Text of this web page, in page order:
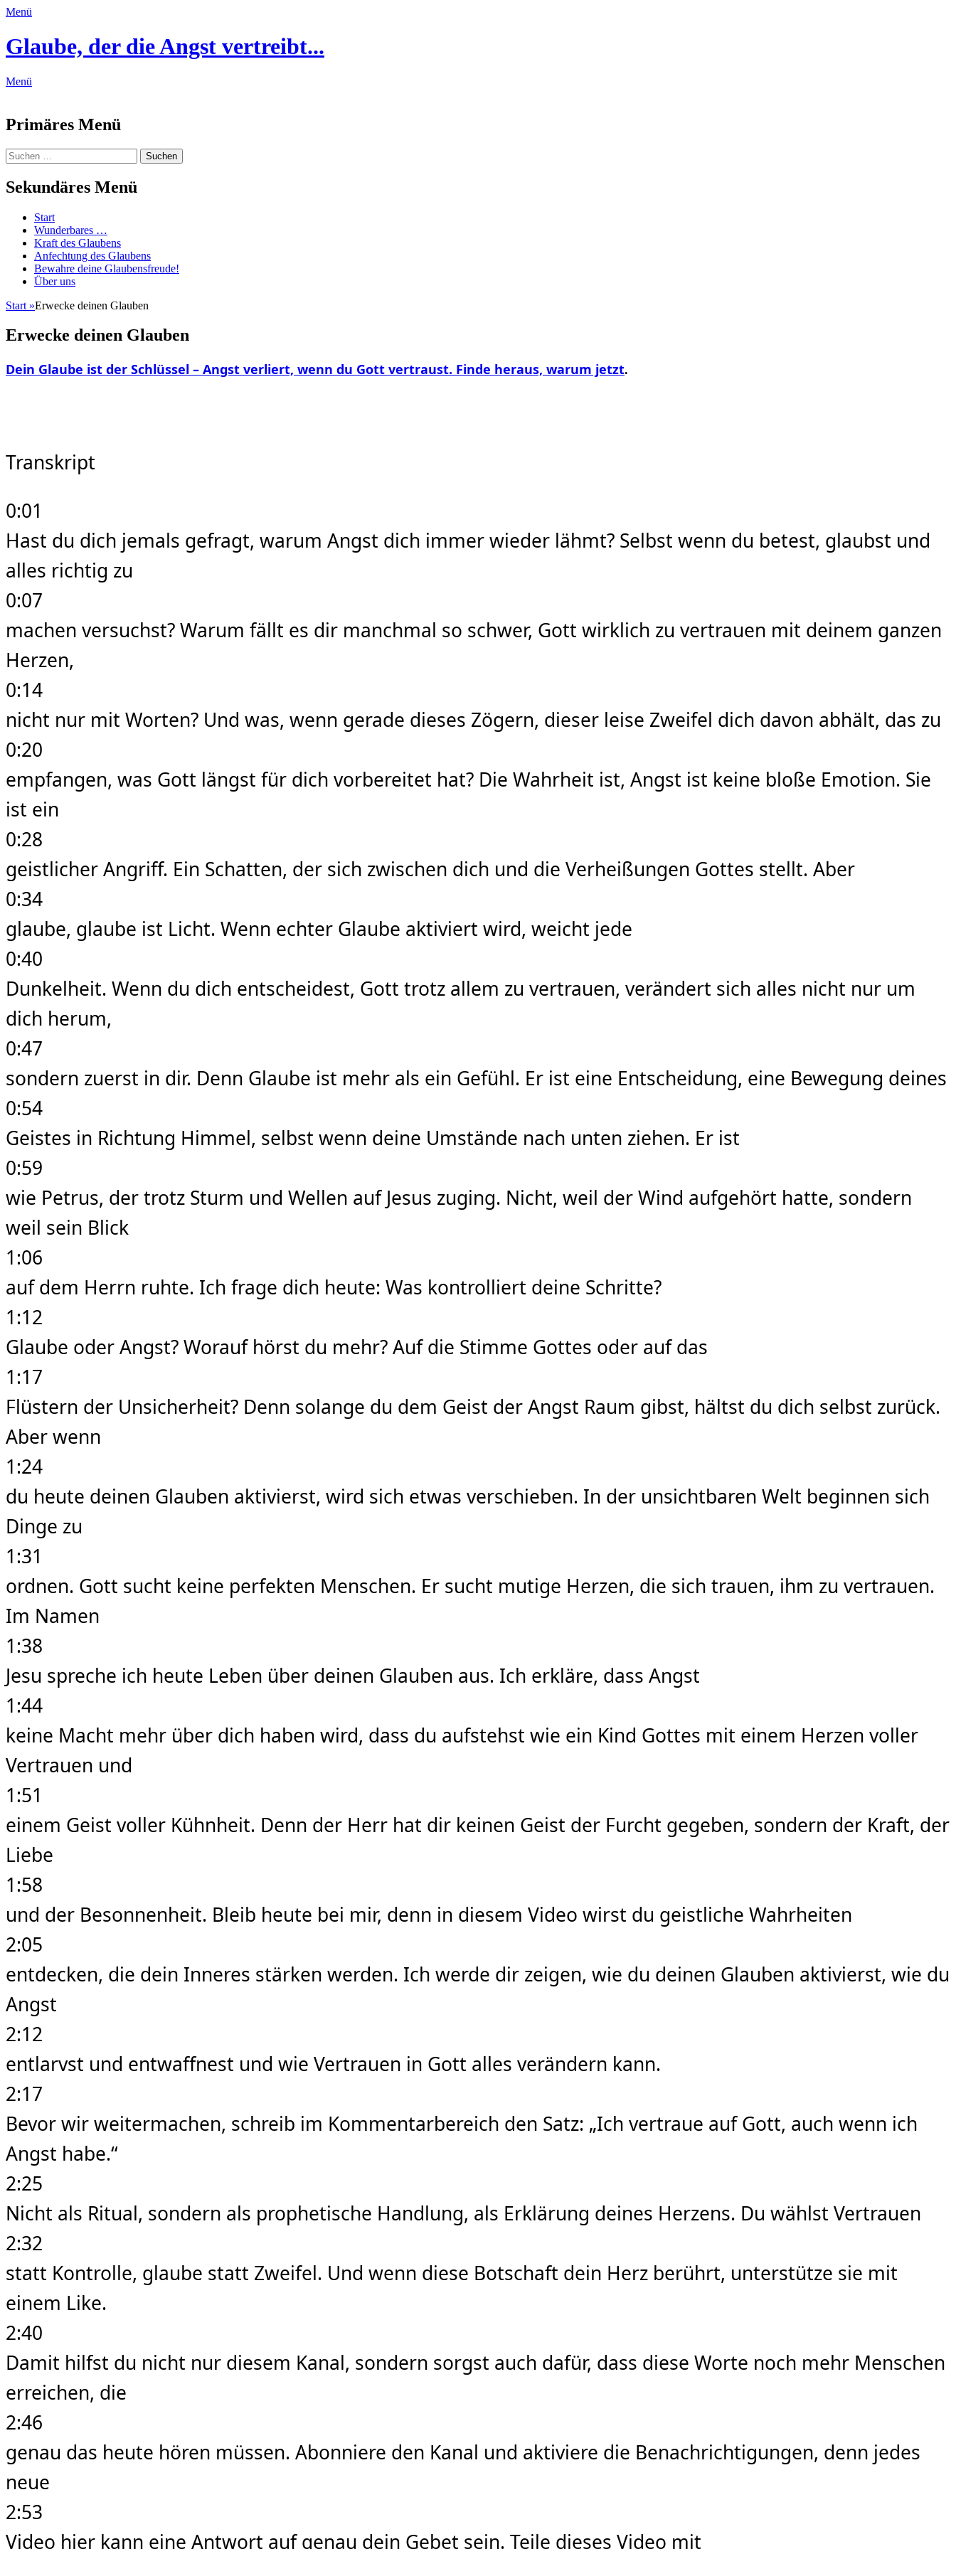
Menü
Glaube, der die Angst vertreibt...
Menü
Primäres Menü
Zum
Inhalt
springen
Suchen
Suchen
nach:
Sekundäres Menü
Zum
Inhalt
springen
Start
Wunderbares …
Kraft des Glaubens
Anfechtung des Glaubens
Bewahre deine Glaubensfreude!
Über uns
Start »Erwecke deinen Glauben
Erwecke deinen Glauben
Dein Glaube ist der Schlüssel – Angst verliert, wenn du Gott vertraust. Finde heraus, warum jetzt.
Transkript
0:01
Hast du dich jemals gefragt, warum Angst dich immer wieder lähmt? Selbst wenn du betest, glaubst und
alles richtig zu
0:07
machen versuchst? Warum fällt es dir manchmal so schwer, Gott wirklich zu vertrauen mit deinem ganzen
Herzen,
0:14
nicht nur mit Worten? Und was, wenn gerade dieses Zögern, dieser leise Zweifel dich davon abhält, das zu
0:20
empfangen, was Gott längst für dich vorbereitet hat? Die Wahrheit ist, Angst ist keine bloße Emotion. Sie
ist ein
0:28
geistlicher Angriff. Ein Schatten, der sich zwischen dich und die Verheißungen Gottes stellt. Aber
0:34
glaube, glaube ist Licht. Wenn echter Glaube aktiviert wird, weicht jede
0:40
Dunkelheit. Wenn du dich entscheidest, Gott trotz allem zu vertrauen, verändert sich alles nicht nur um
dich herum,
0:47
sondern zuerst in dir. Denn Glaube ist mehr als ein Gefühl. Er ist eine Entscheidung, eine Bewegung deines
0:54
Geistes in Richtung Himmel, selbst wenn deine Umstände nach unten ziehen. Er ist
0:59
wie Petrus, der trotz Sturm und Wellen auf Jesus zuging. Nicht, weil der Wind aufgehört hatte, sondern
weil sein Blick
1:06
auf dem Herrn ruhte. Ich frage dich heute: Was kontrolliert deine Schritte?
1:12
Glaube oder Angst? Worauf hörst du mehr? Auf die Stimme Gottes oder auf das
1:17
Flüstern der Unsicherheit? Denn solange du dem Geist der Angst Raum gibst, hältst du dich selbst zurück.
Aber wenn
1:24
du heute deinen Glauben aktivierst, wird sich etwas verschieben. In der unsichtbaren Welt beginnen sich
Dinge zu
1:31
ordnen. Gott sucht keine perfekten Menschen. Er sucht mutige Herzen, die sich trauen, ihm zu vertrauen.
Im Namen
1:38
Jesu spreche ich heute Leben über deinen Glauben aus. Ich erkläre, dass Angst
1:44
keine Macht mehr über dich haben wird, dass du aufstehst wie ein Kind Gottes mit einem Herzen voller
Vertrauen und
1:51
einem Geist voller Kühnheit. Denn der Herr hat dir keinen Geist der Furcht gegeben, sondern der Kraft, der
Liebe
1:58
und der Besonnenheit. Bleib heute bei mir, denn in diesem Video wirst du geistliche Wahrheiten
2:05
entdecken, die dein Inneres stärken werden. Ich werde dir zeigen, wie du deinen Glauben aktivierst, wie du
Angst
2:12
entlarvst und entwaffnest und wie Vertrauen in Gott alles verändern kann.
2:17
Bevor wir weitermachen, schreib im Kommentarbereich den Satz: „Ich vertraue auf Gott, auch wenn ich
Angst habe.“
2:25
Nicht als Ritual, sondern als prophetische Handlung, als Erklärung deines Herzens. Du wählst Vertrauen
2:32
statt Kontrolle, glaube statt Zweifel. Und wenn diese Botschaft dein Herz berührt, unterstütze sie mit
einem Like.
2:40
Damit hilfst du nicht nur diesem Kanal, sondern sorgst auch dafür, dass diese Worte noch mehr Menschen
erreichen, die
2:46
genau das heute hören müssen. Abonniere den Kanal und aktiviere die Benachrichtigungen, denn jedes
neue
2:53
Video hier kann eine Antwort auf genau dein Gebet sein. Teile dieses Video mit